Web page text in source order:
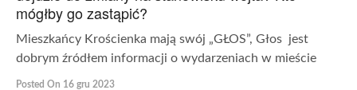
mógłby go zastąpić?
Mieszkańcy Krościenka mają swój „GŁOS”, Głos jest
dobrym źródłem informacji o wydarzeniach w mieście
Posted On 16 gru 2023